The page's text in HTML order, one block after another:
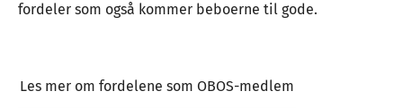
fordeler som også kommer beboerne til gode.
Les mer om fordelene som OBOS-medlem